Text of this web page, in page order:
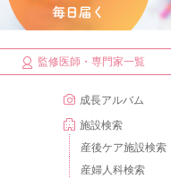
監修医師・専門家一覧
成長アルバム
施設検索
産後ケア施設検索
産婦人科検索